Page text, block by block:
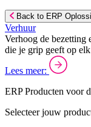
Back to ERP
Verhuur
Verhoog de bezetting
die je grip geeft op
Lees meer:
ERP Producten voor
Selecteer jouw